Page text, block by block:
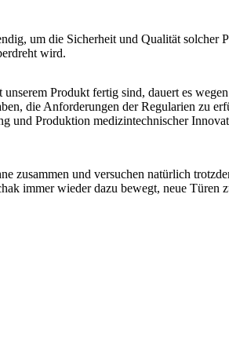
um die Sicherheit und Qualität solcher
wird.
Produkt fertig sind, dauert es
die Anforderungen der Regularien zu
und Produktion medizintechnischer
zusammen und versuchen natürlich
immer wieder dazu bewegt, neue Türen